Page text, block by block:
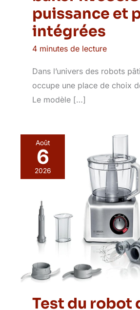
puissance et
intégrées
4 minutes de lecture
Dans l’univers des robots
occupe une place de choix
Le modèle […]
Août
6
2026
Test du robot